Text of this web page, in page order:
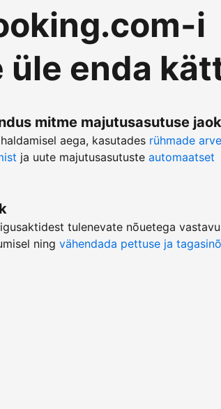
i
üle enda
mitme majutusasutuse
aega, kasutades rühmade
ja uute majutusasutuste automaatset
tulenevate nõuetega
ning vähendada pettuse ja